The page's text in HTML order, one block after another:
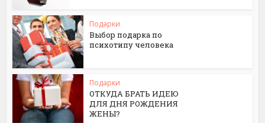
Подарки
Выбор подарка по
психотипу человека
Подарки
ОТКУДА БРАТЬ ИДЕЮ
ДЛЯ ДНЯ РОЖДЕНИЯ
ЖЕНЫ?